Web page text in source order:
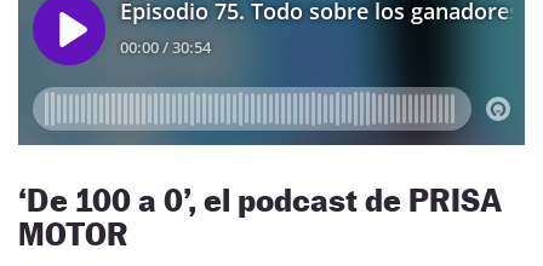
‘De 100 a 0’, el podcast de PRISA
MOTOR